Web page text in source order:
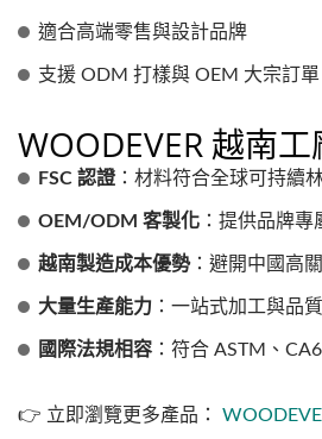
適合高端零售與設計品牌
支援 ODM 打樣與 OEM 大宗訂單
WOODEVER 越南
FSC 認證 ：材料符合全球可持續
OEM/ODM 客製化 ：提供品牌專
越南製造成本優勢：避開中國高
大量生產能力 ：一站式加工與品
國際法規相容 ：符合 ASTM、
👉 立即瀏覽更多產品：